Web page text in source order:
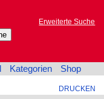
Erweiterte Suche
Kategorien Shop
DRUCKEN